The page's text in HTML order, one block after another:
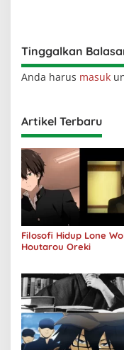
Tinggalkan
Anda harus masuk
Artikel Terbaru
Filosofi Hidup Lone
Houtarou Oreki